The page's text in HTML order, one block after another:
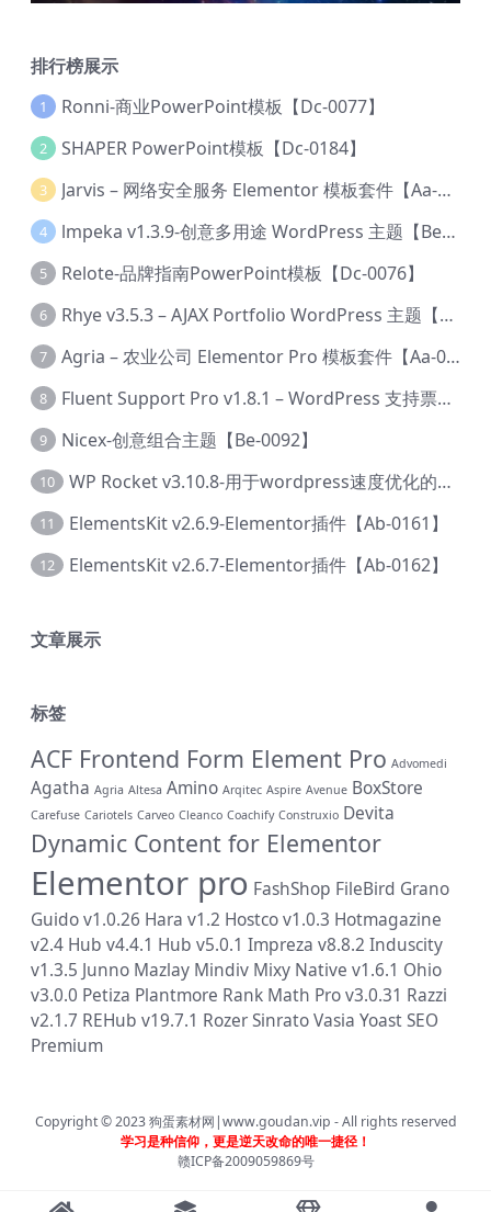
排行榜展示
1 Ronni-商业PowerPoint模板【Dc-0077】
2 SHAPER PowerPoint模板【Dc-0184】
3 Jarvis – 网络安全服务 Elementor 模板套件【Aa-0035】
4 lmpeka v1.3.9-创意多用途 WordPress 主题【Be-0064】
5 Relote-品牌指南PowerPoint模板【Dc-0076】
6 Rhye v3.5.3 – AJAX Portfolio WordPress 主题【Bi-0049】
7 Agria – 农业公司 Elementor Pro 模板套件【Aa-0003】
8 Fluent Support Pro v1.8.1 – WordPress 支持票务系统【Cc-0041】
9 Nicex-创意组合主题【Be-0092】
10 WP Rocket v3.10.8-用于wordpress速度优化的缓存加速插件【Cd-0019】
11 ElementsKit v2.6.9-Elementor插件【Ab-0161】
12 ElementsKit v2.6.7-Elementor插件【Ab-0162】
文章展示
标签
ACF Frontend Form Element Pro Advomedi
Agatha Agria Altesa Amino Arqitec Aspire Avenue BoxStore
Carefuse Cariotels Carveo Cleanco Coachify Construxio Devita
Dynamic Content for Elementor
Elementor pro FashShop FileBird Grano
Guido v1.0.26 Hara v1.2 Hostco v1.0.3 Hotmagazine
v2.4 Hub v4.4.1 Hub v5.0.1 Impreza v8.8.2 Induscity
v1.3.5 Junno Mazlay Mindiv Mixy Native v1.6.1 Ohio
v3.0.0 Petiza Plantmore Rank Math Pro v3.0.31 Razzi
v2.1.7 REHub v19.7.1 RozerSinratoVasia Yoast SEO
Premium
Copyright © 2023狗蛋素材网|www.goudan.vip - All rights reserved
学习是种信仰，更是逆天改命的唯一捷径！
赣ICP备2009059869号